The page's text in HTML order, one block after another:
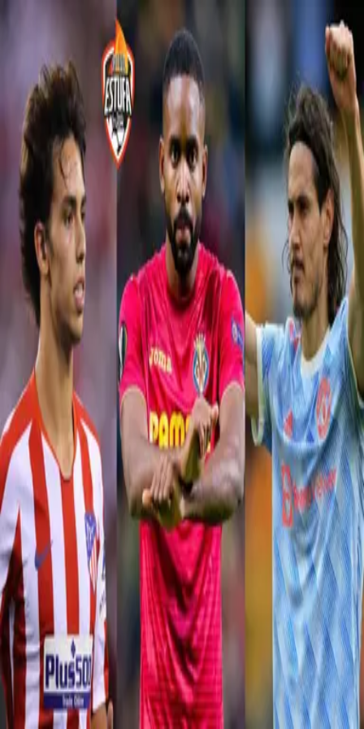
Joel Felix
Joel Felix: Últimas noticias, videos y fotos de Joel Felix
Ni Cavani ni João Félix, ¿quién apunta al
Barcelona?
Ante las negativas del Atlético de Madrid y Manchester
United, el exjugador del Villarreal es opción.
La Liga
1:40
mins
PUBLICIDAD
PUBLICIDAD
Descarga nuestra App